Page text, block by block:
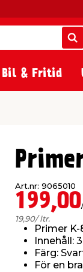
Bil & Fritid
Art.nr: 9065010
199,00
19,90/ ltr.
Primer K-
Innehåll:
Färg:
För en